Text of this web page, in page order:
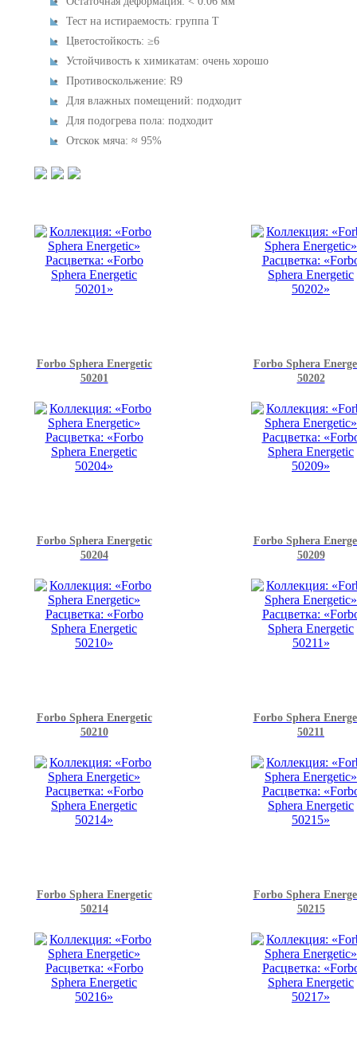
Тест на истираемость: группа T
Цветостойкость: ≥6
Устойчивость к химикатам: очень хорошо
Противоскольжение: R9
Для влажных помещений: подходит
Для подогрева пола: подходит
Отскок мяча: ≈ 95%
Forbo Sphera Energetic
50201
Forbo Sphera
50202
Forbo Sphera Energetic
50204
Forbo Sphera
50209
Forbo Sphera Energetic
50210
Forbo Sphera
50211
Forbo Sphera Energetic
50214
Forbo Sphera
50215